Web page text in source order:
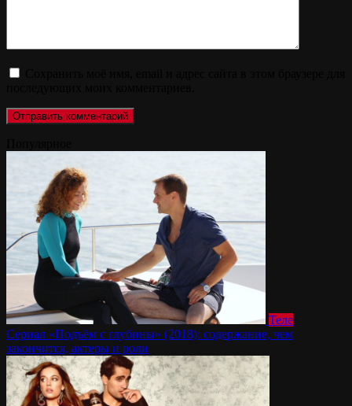
Теле
Сериал «Подъём с глубины» (2018): содержание, чем
закончится, актеры и роли